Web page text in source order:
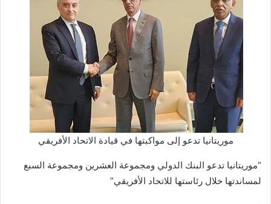
موريتانيا تدعو إلى مواكبتها في قيادة الاتحاد الأفريقي
“موريتانيا تدعو البنك الدولي ومجموعة العشرين ومجموعة السبع
لمساندتها خلال رئاستها للاتحاد الأفريقي”